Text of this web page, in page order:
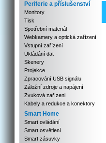
Periferie a příslušenství
Monitory
Tisk
Spotřební materiál
Webkamery a optická zařízení
Vstupní zařízení
Ukládání dat
Skenery
Projekce
Zpracování USB signálu
Záložní zdroje a napájení
Zvuková zařízeni
Kabely a redukce a konektory
Smart Home
Smart ovládání
Smart osvětlení
Smart zásuvky